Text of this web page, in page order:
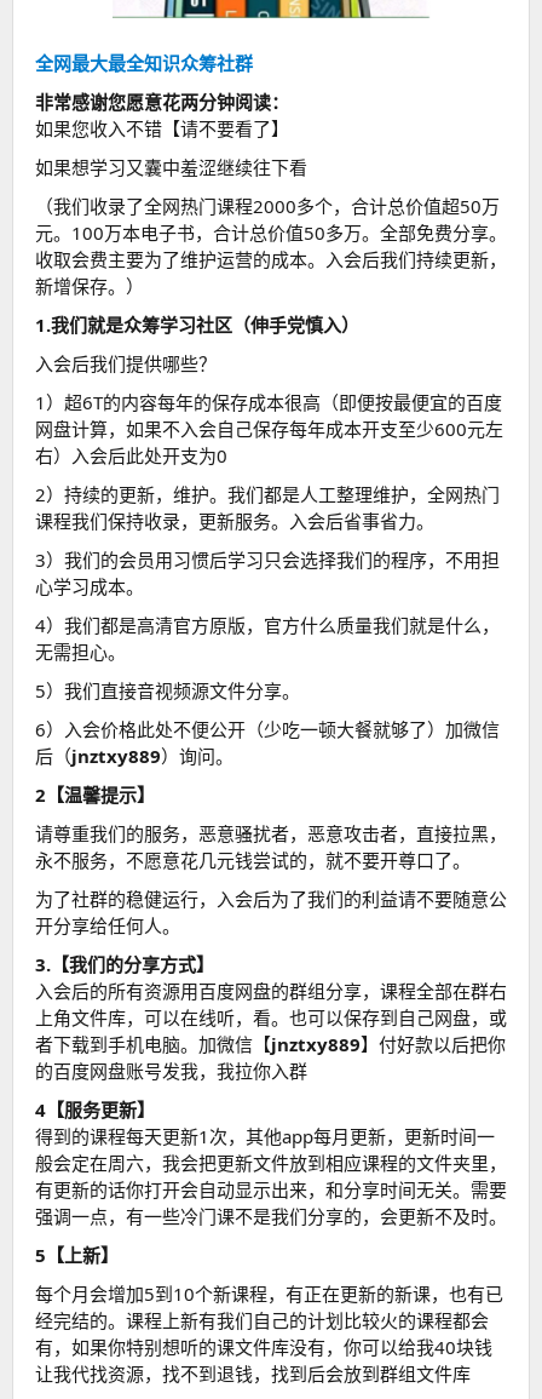
全网最大最全知识众筹社群
非常感谢您愿意花两分钟阅读：
如果您收入不错【请不要看了】
如果想学习又囊中羞涩继续往下看
（我们收录了全网热门课程2000多个，合计总价值超50万
元。100万本电子书，合计总价值50多万。全部免费分享。
收取会费主要为了维护运营的成本。入会后我们持续更新，
新增保存。）
1.我们就是众筹学习社区（伸手党慎入）
入会后我们提供哪些？
1）超6T的内容每年的保存成本很高（即便按最便宜的百度
网盘计算，如果不入会自己保存每年成本开支至少600元左
右）入会后此处开支为0
2）持续的更新，维护。我们都是人工整理维护，全网热门
课程我们保持收录，更新服务。入会后省事省力。
3）我们的会员用习惯后学习只会选择我们的程序，不用担
心学习成本。
4）我们都是高清官方原版，官方什么质量我们就是什么，
无需担心。
5）我们直接音视频源文件分享。
6）入会价格此处不便公开（少吃一顿大餐就够了）加微信
后（jnztxy889）询问。
2【温馨提示】
请尊重我们的服务，恶意骚扰者，恶意攻击者，直接拉黑，
永不服务，不愿意花几元钱尝试的，就不要开尊口了。
为了社群的稳健运行，入会后为了我们的利益请不要随意公
开分享给任何人。
3.【我们的分享方式】
入会后的所有资源用百度网盘的群组分享，课程全部在群右
上角文件库，可以在线听，看。也可以保存到自己网盘，或
者下载到手机电脑。加微信【jnztxy889】付好款以后把你
的百度网盘账号发我，我拉你入群
4【服务更新】
得到的课程每天更新1次，其他app每月更新，更新时间一
般会定在周六，我会把更新文件放到相应课程的文件夹里，
有更新的话你打开会自动显示出来，和分享时间无关。需要
强调一点，有一些冷门课不是我们分享的，会更新不及时。
5【上新】
每个月会增加5到10个新课程，有正在更新的新课，也有已
经完结的。课程上新有我们自己的计划比较火的课程都会
有，如果你特别想听的课文件库没有，你可以给我40块钱
让我代找资源，找不到退钱，找到后会放到群组文件库